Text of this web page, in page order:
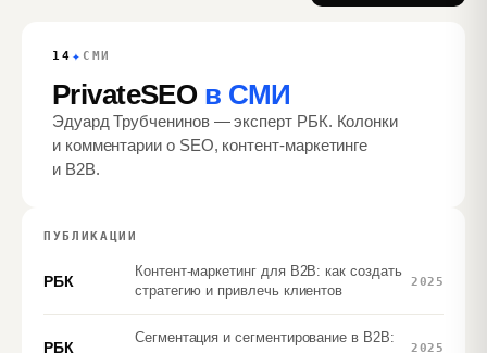
14 ✦ СМИ
PrivateSEO в СМИ
Эдуард Трубченинов — эксперт РБК. Колонки
и комментарии о SEO, контент‑маркетинге
и B2B.
ПУБЛИКАЦИИ
РБК
Контент-маркетинг для B2B: как создать
стратегию и привлечь клиентов
2025
РБК
Сегментация и сегментирование в B2B:
2025